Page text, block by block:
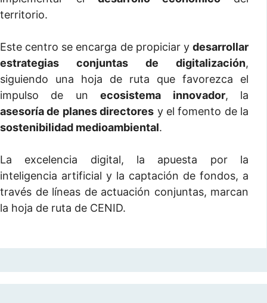
territorio.
Este centro se encarga de propiciar y desarrollar
estrategias conjuntas de digitalización,
siguiendo una hoja de ruta que favorezca el
impulso de unecosistema innovador, la
asesoría de planes directores y el fomento de la
sostenibilidad medioambiental.
La excelencia digital, la apuesta por la
inteligencia artificial y la captación de fondos, a
través de líneas de actuación conjuntas, marcan
la hoja de ruta de CENID.